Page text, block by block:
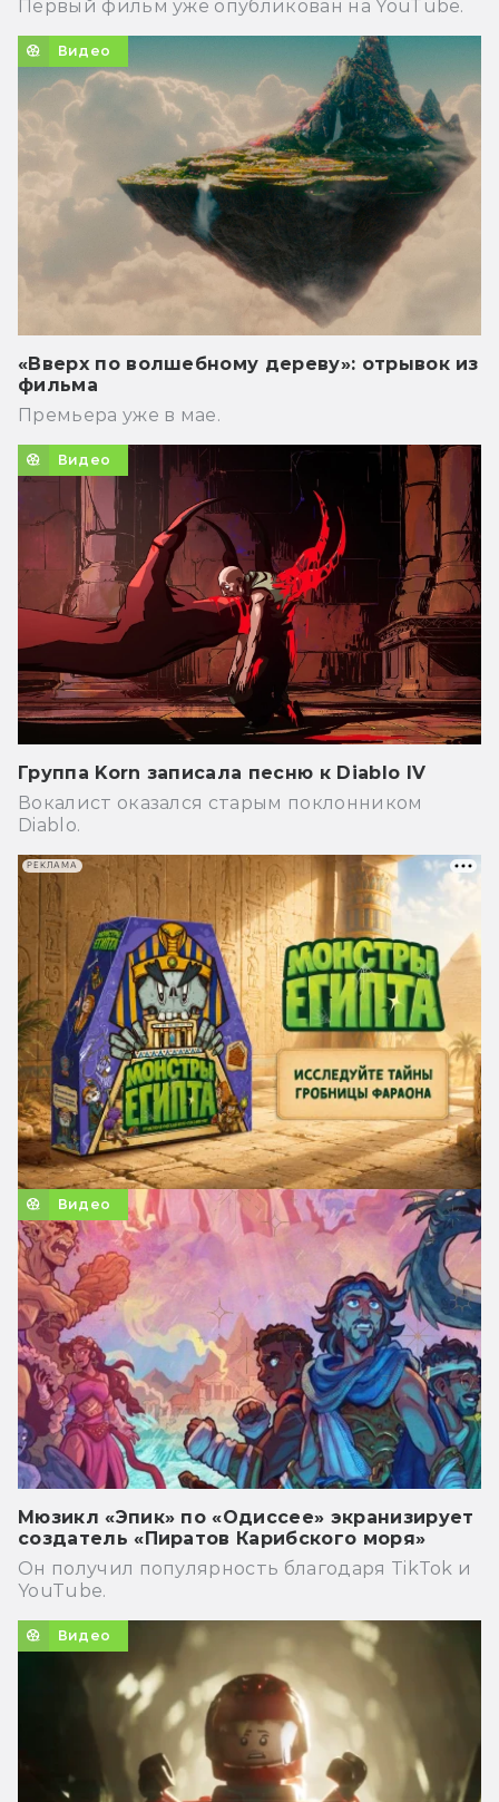
Первый фильм уже опубликован на YouTube.
Видео
«Вверх по волшебному дереву»: отрывок из
фильма
Премьера уже в мае.
Видео
Группа Korn записала песню к Diablo IV
Вокалист оказался старым поклонником
Diablo.
Видео
Мюзикл «Эпик» по «Одиссее» экранизирует
создатель «Пиратов Карибского моря»
Он получил популярность благодаря TikTok и
YouTube.
Видео
РЕКЛАМА